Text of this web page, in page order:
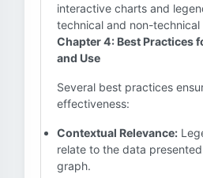
interactive charts and
technical and non-technical
Chapter 4: Best Practices
and Use
Several best practices
effectiveness:
Contextual Relevance:
relate to the data
graph.